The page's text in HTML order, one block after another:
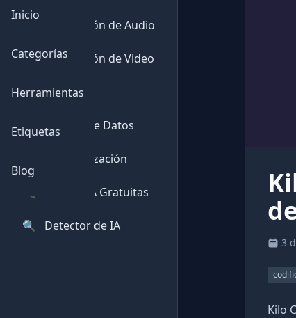
Generación de Audio
🎥 Generación de Video
💬 Chatbots
📊 Análisis de Datos
Automatización
🔌 APIs de IA Gratuitas
🔍 Detector de IA
Inicio
Categorías
Herramientas
Etiquetas
Blog
3
Kilo